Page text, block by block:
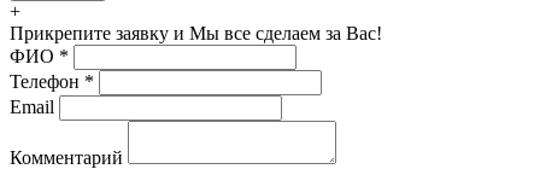
+
Прикрепите заявку и Мы все сделаем за Вас!
ФИО *
Телефон *
Email
Комментарий